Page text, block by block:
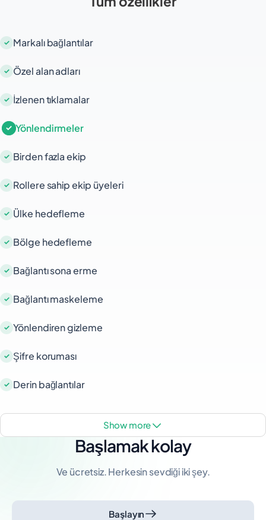
Markalı bağlantılar
Özel alan adları
İzlenen tıklamalar
Yönlendirmeler
Birden fazla ekip
Rollere sahip ekip üyeleri
Ülke hedefleme
Bölge hedefleme
Bağlantı sona erme
Bağlantı maskeleme
Yönlendiren gizleme
Şifre koruması
Derin bağlantılar
show more
Başlamak kolay
Ve ücretsiz. Herkesin sevdiği iki şey.
Başlayın